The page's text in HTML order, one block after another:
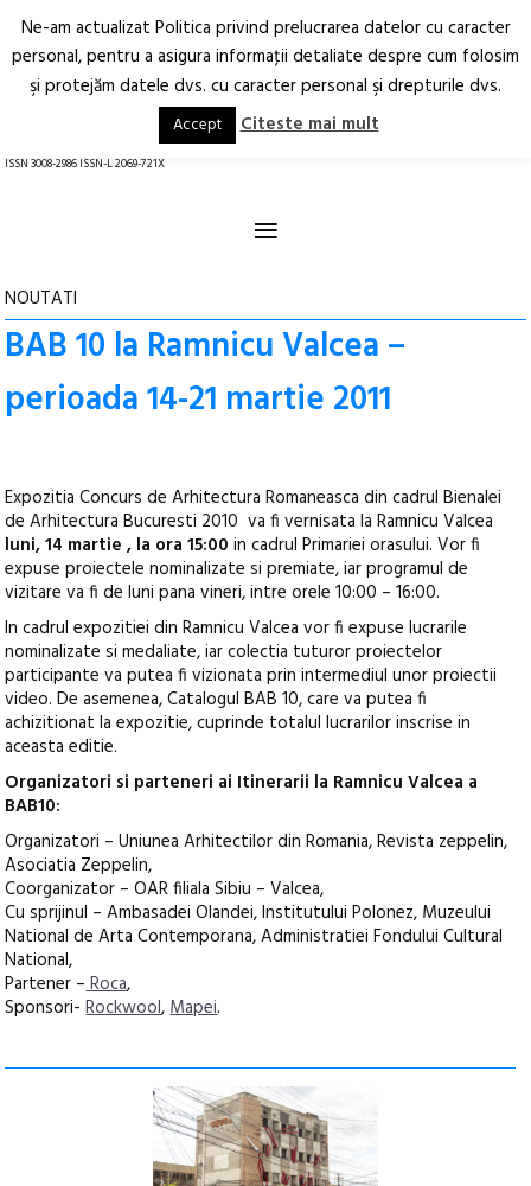
Arhitectură.
Oraș.
RO EN
ISSN 3008-2986 ISSN-L 2069-721X
≡
NOUTATI
BAB 10 la Ramnicu Valcea –
perioada 14-21 martie 2011
Expozitia Concurs de Arhitectura Romaneasca din cadrul Bienalei
de Arhitectura Bucuresti 2010 va fi vernisata la Ramnicu Valcea
luni, 14 martie , la ora 15:00 in cadrul Primariei orasului. Vor fi
expuse proiectele nominalizate si premiate, iar programul de
vizitare va fi de luni pana vineri, intre orele 10:00 – 16:00.
In cadrul expozitiei din Ramnicu Valcea vor fi expuse lucrarile
nominalizate si medaliate, iar colectia tuturor proiectelor
participante va putea fi vizionata prin intermediul unor proiectii
video. De asemenea, Catalogul BAB 10, care va putea fi
achizitionat la expozitie, cuprinde totalul lucrarilor inscrise in
aceasta editie.
Organizatori si parteneri ai Itinerarii la Ramnicu Valcea a
BAB10:
Organizatori – Uniunea Arhitectilor din Romania, Revista zeppelin,
Asociatia Zeppelin,
Coorganizator – OAR filiala Sibiu – Valcea,
Cu sprijinul – Ambasadei Olandei, Institutului Polonez, Muzeului
National de Arta Contemporana, Administratiei Fondului Cultural
National,
Partener –Roca,
Sponsori-Rockwool,Mapei.
Ne-am actualizat Politica privind prelucrarea datelor cu caracter
personal, pentru a asigura informaţii detaliate despre cum folosim
şi protejăm datele dvs. cu caracter personal şi drepturile dvs.
Accept Citeste mai mult